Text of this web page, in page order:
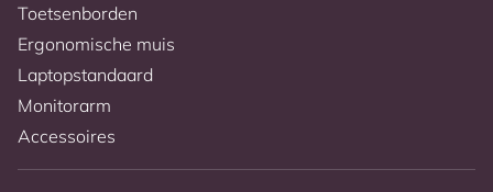
Toetsenborden
Ergonomische muis
Laptopstandaard
Monitorarm
Accessoires